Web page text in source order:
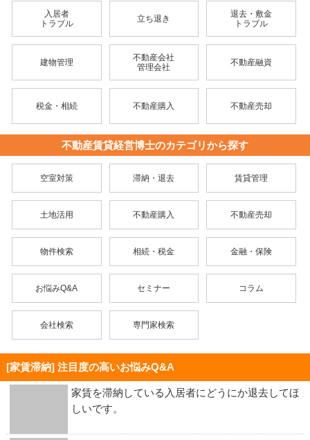
入居者
トラブル
立ち退き
退去・敷金
トラブル
建物管理
不動産会社
管理会社
不動産融資
税金・相続 不動産購入 不動産売却
不動産賃貸経営博士のカテゴリから探す
空室対策 滞納・退去 賃貸管理
土地活用 不動産購入 不動産売却
物件検索 相続・税金 金融・保険
お悩みQ&A セミナー コラム
会社検索 専門家検索
[家賃滞納] 注目度の高いお悩みQ&A
家賃を滞納している入居者にどうにか退去してほ
しいです。